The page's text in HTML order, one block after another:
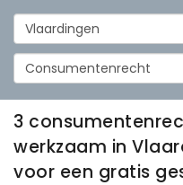
Vlaardingen
Consumentenrecht
3
werkzaam in
voor een gratis